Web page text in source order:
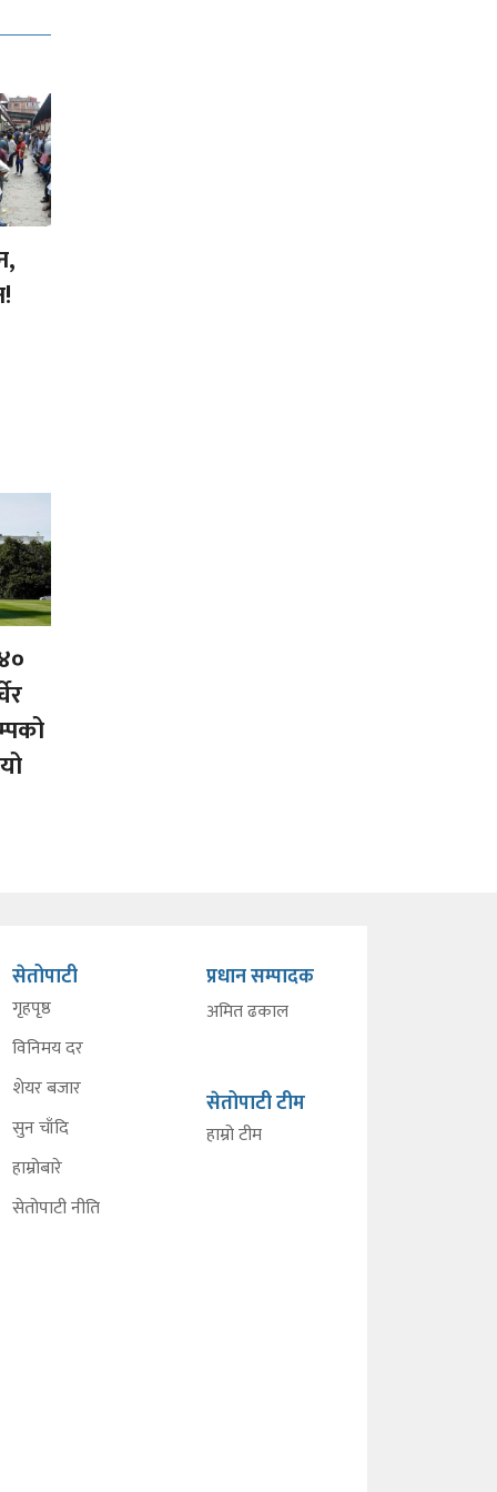
सेतोपाटी
गृहपृष्ठ
विनिमय दर
शेयर बजार
सुन चाँदि
हाम्रोबारे
सेतोपाटी नीति
प्रधान सम्पादक
अमित ढकाल
सेतोपाटी टीम
हाम्रो टीम